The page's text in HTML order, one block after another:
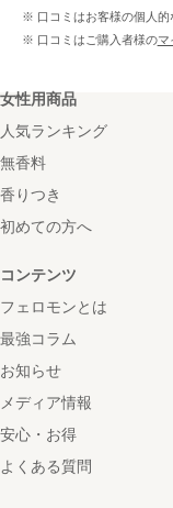
※ 口コミはお客様の個人的
※ 口コミはご購入者様のマ
女性用商品
人気ランキング
無香料
香りつき
初めての方へ
コンテンツ
フェロモンとは
最強コラム
お知らせ
メディア情報
安心・お得
よくある質問